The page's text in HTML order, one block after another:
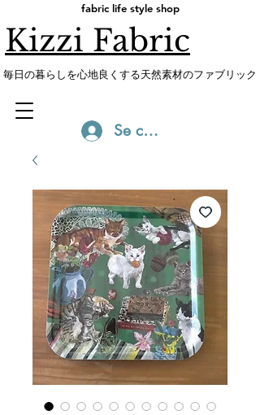
fabric life style shop
Kizzi Fabric
​毎日の暮らしを心地良くする天然素材のファブリック
Se connecter